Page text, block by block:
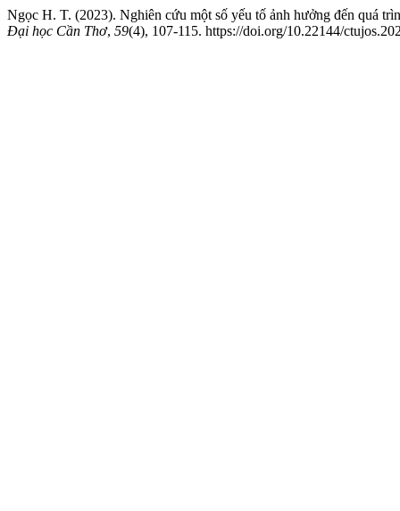
Ngọc H. T. (2023). Nghiên cứu một số yếu tố ảnh hưởng đến quá
Đại học Cần Thơ, 59(4), 107-115. https://doi.org/10.22144/